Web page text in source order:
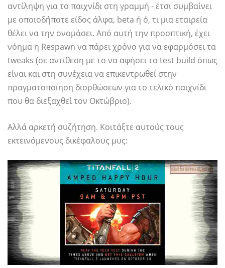
αντίληψη για το παιχνίδι στη γραμμή - έτσι συμβαίνει
με οποιοδήποτε είδος άλφα, beta ή ό, τι μια εταιρεία
θέλει να την ονομάσει. Από αυτή την προοπτική, έχει
νόημα η Respawn να πάρει χρόνο για να εφαρμόσει τα
tweaks (σε αντίθεση με το να αφήσει το test build όπως
είναι και στη συνέχεια να επικεντρωθεί στην
πραγματοποίηση διορθώσεων για το τελικό παιχνίδι
που θα διεξαχθεί τον Οκτώβριο).
Αλλά αρκετή συζήτηση. Κοιτάξτε αυτούς τους
εκτεινόμενους δικέφαλους μυς: